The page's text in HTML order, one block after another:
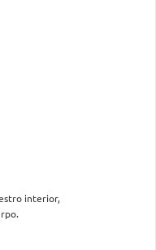
interior,